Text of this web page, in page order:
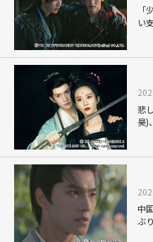
(C)BEIJING IQIYI SCIENCE & TECHNOLOGY
い
悲
昊)
中
ぶ